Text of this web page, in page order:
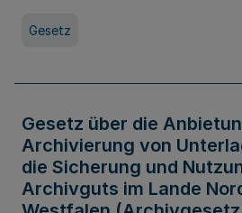
Gesetz
Gesetz über die
Archivierung von
die Sicherung und
Archivguts im Lande